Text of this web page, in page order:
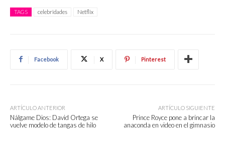
TAGS celebridades Netflix
Facebook X Pinterest
ARTÍCULO ANTERIOR
Nálgame Dios: David Ortega se
vuelve modelo de tangas de hilo
ARTÍCULO SIGUIENTE
Prince Royce pone a brincar la
anaconda en video en el gimnasio